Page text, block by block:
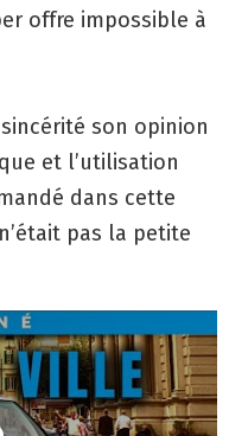
offre impossible à
son opinion
et l’utilisation
dans cette
pas la petite